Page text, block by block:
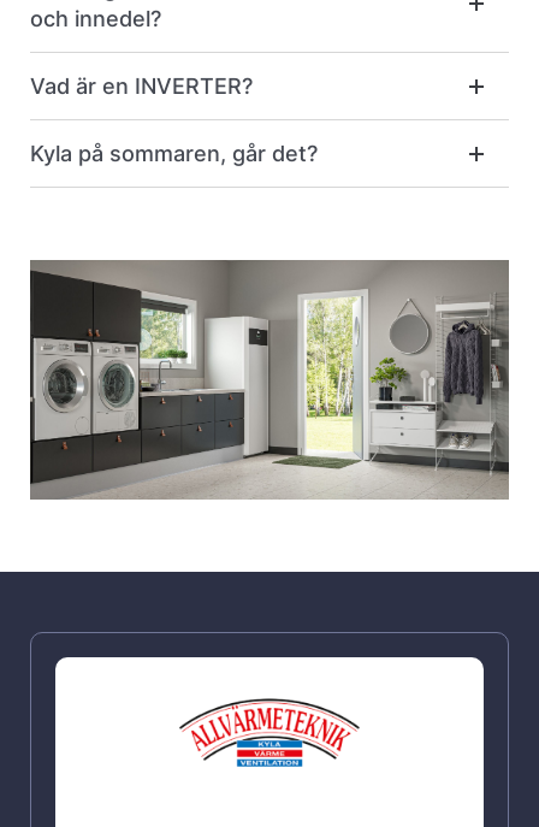
och innedel?
Vad är en INVERTER?
Kyla på sommaren, går det?